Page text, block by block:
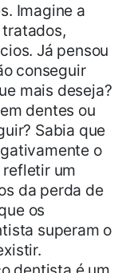
Imagine a
Já pensou
conseguir
mais deseja?
dentes ou
Sabia que
o
refletir um
da perda de
os
superam o